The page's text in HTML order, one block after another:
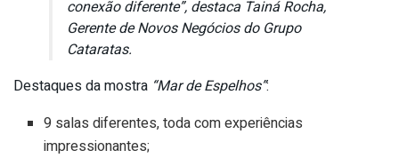
conexão diferente”, destaca Tainá Rocha,
Gerente de Novos Negócios do Grupo
Cataratas.
Destaques da mostra “Mar de Espelhos”:
9 salas diferentes, toda com experiências
impressionantes;